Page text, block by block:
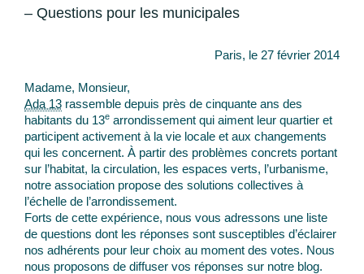
– Questions pour les municipales
Paris, le 27 février 2014
Madame, Monsieur,
Ada 13 rassemble depuis près de cinquante ans des
habitants du 13e arrondissement qui aiment leur quartier et
participent activement à la vie locale et aux changements
qui les concernent. À partir des problèmes concrets portant
sur l’habitat, la circulation, les espaces verts, l’urbanisme,
notre association propose des solutions collectives à
l’échelle de l’arrondissement.
Forts de cette expérience, nous vous adressons une liste
de questions dont les réponses sont susceptibles d’éclairer
nos adhérents pour leur choix au moment des votes. Nous
nous proposons de diffuser vos réponses sur notre blog.